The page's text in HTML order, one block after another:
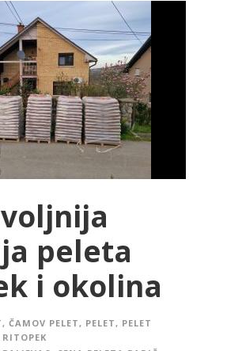
peleta
i okolina
, ČAMOV PELET, PELET, PELET
RITOPEK